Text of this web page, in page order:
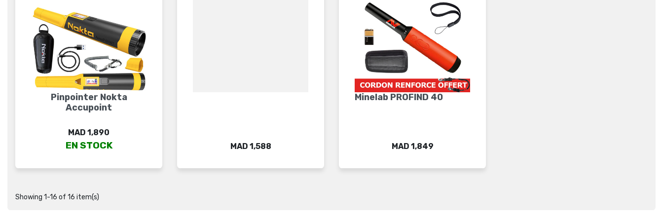
Pinpointer Nokta
Accupoint
Price
MAD 1,890
EN STOCK Price
MAD 1,588
Minelab PROFIND 40
Price
MAD 1,849
Showing 1-16 of 16 item(s)